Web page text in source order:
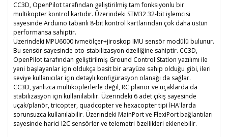
CC3D, OpenPilot tarafından geliştirilmiş tam fonksiyonlu bir
multikopter kontrol kartıdır. Üzerindeki STM32 32-bit işlemcisi
sayesinde Arduino tabanlı 8-bit kontrol kartlarından çok daha üstün
performansa sahiptir.
Üzerindeki MPU6000 ivmeölçer+jiroskop IMU sensör modülü bulunur.
Bu sensör sayesinde oto-stabilizasyon özelliğine sahiptir. CC3D,
OpenPilot tarafından geliştirilmiş Ground Control Station yazılımı ile
yeni başlayanlar için oldukça basit bir arayüze sahip olduğu gibi, ileri
seviye kullanıcılar için detaylı konfigürasyon olanağı da sağlar.
CC3D, yanlızca multikoplerlerle değil, RC planör ve uçaklarda da
stabilizasyon için kullanılabilir. Üzerindeki 6 adet çıkış sayesinde
uçak/planör, tricopter, quadcopter ve hexacopter tipi İHA'larda
sorunsuzca kullanılabilir. Üzerindeki MainPort ve FlexiPort bağlantıları
sayesinde harici I2C sensörler ve telemetri özellikleri eklenebilir.